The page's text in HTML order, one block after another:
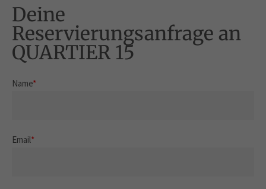
Deine
Reservierungsanfrage an
QUARTIER 15
Name*
Email*